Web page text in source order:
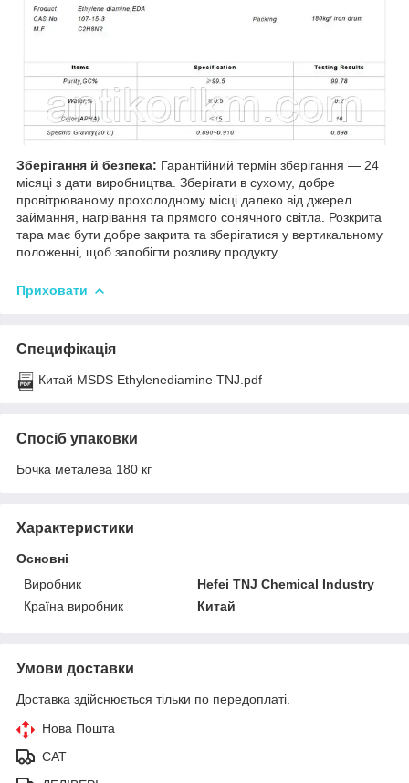
Зберігання й безпека: Гарантійний термін зберігання — 24
місяці з дати виробництва. Зберігати в сухому, добре
провітрюваному прохолодному місці далеко від джерел
займання, нагрівання та прямого сонячного світла. Розкрита
тара має бути добре закрита та зберігатися у вертикальному
положенні, щоб запобігти розливу продукту.
Приховати
Специфікація
Китай MSDS Ethylenediamine TNJ.pdf
Спосіб упаковки
Бочка металева 180 кг
Характеристики
Основні
Виробник
Hefei TNJ Chemical Industry
Країна виробник
Китай
Умови доставки
Доставка здійснюється тільки по передоплаті.
Нова Пошта
САТ